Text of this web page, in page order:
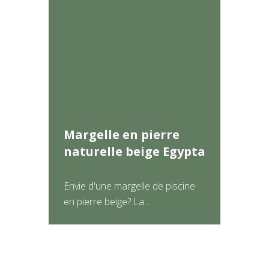
Margelle en pierre
naturelle beige Egypta
Envie d'une margelle de piscine
en pierre beige? La ...